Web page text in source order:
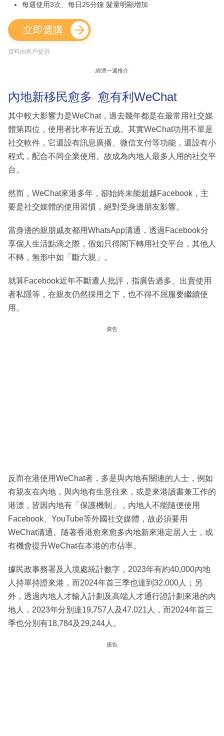
每週使用3次、每日25分鐘 髮量明顯增加
立即選購
資料由客戶提供
經濟一週推介
內地新移民愈多 愈有利WeChat
其中較大影響力是WeChat，過去幾年都是在最常用社交媒
體第四位，使用者比率有近五成。其實WeChat功用不單是
社交軟件，它還設有訊息廣播、微信支付等功能，還設有小
程式，配合不同企業使用。故成為內地人最多人用的社交平
台。
然而，WeChat來港多年，卻始終未能超越Facebook，主
要是社交媒體的使用習慣，絕對受身邊朋友影響。
當身邊的親朋戚友都用WhatsApp溝通，透過Facebook分
享個人生活點滴之際，假如只得閣下轉用社交平台，其他人
不轉，無形中如「斷六親」。
就算Facebook近年不斷遭人批評，指廣告過多、出賣使用
者私隱等，在親友仍然採用之下，也不得不屈服要繼續使
用。
廣告
反而在港使用WeChat者，多是與內地有關連的人士，例如
有親友在內地，與內地有生意往來，或是來港讀書兼工作的
港漂，皆因內地有「保護機制」，內地人不能隨便使用
Facebook、YouTube等外國社交媒體，故必須要用
WeChat溝通。隨著香港愈來愈多內地新來港定居人士，或
有機會提升WeChat在本港的市佔率。
據民政事務署及入境處統計數字，2023年有約40,000內地
人持單持證來港，而2024年首三季也達到32,000人；另
外，透過內地人才輸入計劃及高端人才通行證計劃來港的內
地人，2023年分別達19,757人及47,021人，而2024年首三
季也分別有18,784及29,244人。
廣告